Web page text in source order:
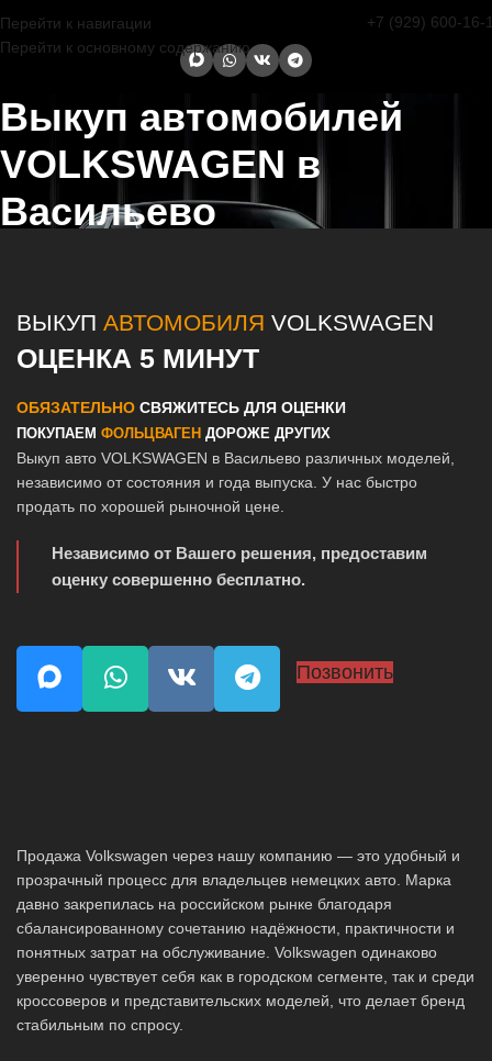
Перейти к навигации
Перейти к основному содержанию
+7 (929) 600-16-
Выкуп автомобилей
VOLKSWAGEN в
Васильево
ВЫКУП АВТОМОБИЛЯ VOLKSWAGEN
ОЦЕНКА 5 МИНУТ
ОБЯЗАТЕЛЬНО СВЯЖИТЕСЬ ДЛЯ ОЦЕНКИ
ПОКУПАЕМ ФОЛЬЦВАГЕН ДОРОЖЕ ДРУГИХ
Выкуп авто VOLKSWAGEN в Васильево различных моделей,
независимо от состояния и года выпуска. У нас быстро
продать по хорошей рыночной цене.
Независимо от Вашего решения, предоставим
оценку совершенно бесплатно.
Позвонить
Продажа Volkswagen через нашу компанию — это удобный и
прозрачный процесс для владельцев немецких авто. Марка
давно закрепилась на российском рынке благодаря
сбалансированному сочетанию надёжности, практичности и
понятных затрат на обслуживание. Volkswagen одинаково
уверенно чувствует себя как в городском сегменте, так и среди
кроссоверов и представительских моделей, что делает бренд
стабильным по спросу.